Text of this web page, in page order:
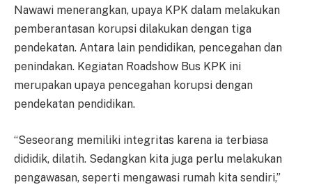
Nawawi menerangkan, upaya KPK dalam melakukan
pemberantasan korupsi dilakukan dengan tiga
pendekatan. Antara lain pendidikan, pencegahan dan
penindakan. Kegiatan Roadshow Bus KPK ini
merupakan upaya pencegahan korupsi dengan
pendekatan pendidikan.
“Seseorang memiliki integritas karena ia terbiasa
dididik, dilatih. Sedangkan kita juga perlu melakukan
pengawasan, seperti mengawasi rumah kita sendiri,”